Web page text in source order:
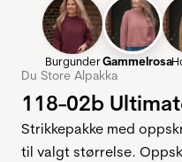
BurgunderGammelrosa
Du Store Alpakka
118-02b
Strikkepakke med
til valgt størrelse.